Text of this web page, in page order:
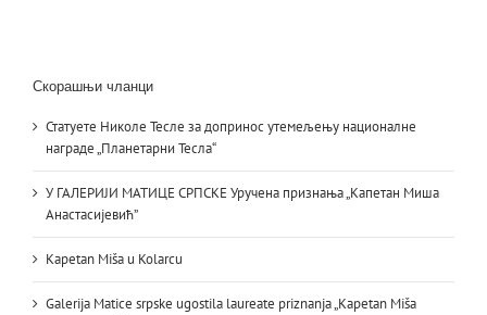
Скорашњи чланци
Статуете Николе Тесле за допринос утемељењу националне
награде „Планетарни Тесла“
У ГАЛЕРИЈИ МАТИЦЕ СРПСКЕ Уручена признања „Капетан Миша
Анастасијевић”
Kapetan Miša u Kolarcu
Galerija Matice srpske ugostila laureate priznanja „Kapetan Miša